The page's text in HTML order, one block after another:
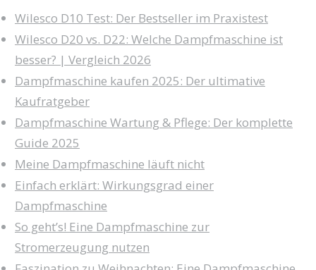
Wilesco D10 Test: Der Bestseller im Praxistest
Wilesco D20 vs. D22: Welche Dampfmaschine ist
besser? | Vergleich 2026
Dampfmaschine kaufen 2025: Der ultimative
Kaufratgeber
Dampfmaschine Wartung & Pflege: Der komplette
Guide 2025
Meine Dampfmaschine läuft nicht
Einfach erklärt: Wirkungsgrad einer
Dampfmaschine
So geht’s! Eine Dampfmaschine zur
Stromerzeugung nutzen